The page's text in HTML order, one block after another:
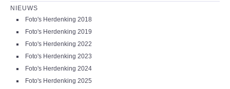
NIEUWS
Foto's Herdenking 2018
Foto's Herdenking 2019
Foto's Herdenking 2022
Foto's Herdenking 2023
Foto's Herdenking 2024
Foto's Herdenking 2025